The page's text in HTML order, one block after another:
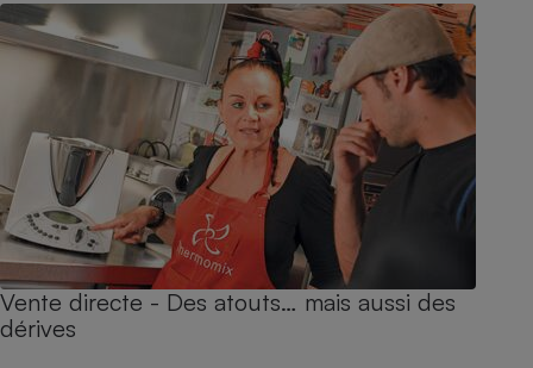
Vente directe - Des atouts… mais aussi des
dérives